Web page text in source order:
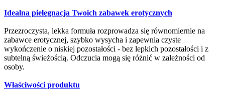
Idealna pielęgnacja Twoich zabawek erotycznych
Przezroczysta, lekka formuła rozprowadza się równomiernie na
zabawce erotycznej, szybko wysycha i zapewnia czyste
wykończenie o niskiej pozostałości - bez lepkich pozostałości i z
subtelną świeżością. Odczucia mogą się różnić w zależności od
osoby.
Właściwości produktu